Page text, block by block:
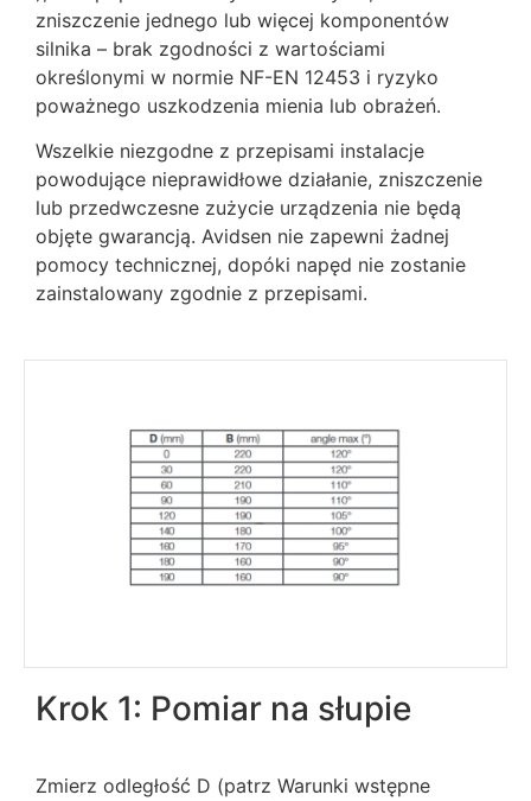
zniszczenie jednego lub więcej komponentów
silnika – brak zgodności z wartościami
określonymi w normie NF-EN 12453 i ryzyko
poważnego uszkodzenia mienia lub obrażeń.
Wszelkie niezgodne z przepisami instalacje
powodujące nieprawidłowe działanie, zniszczenie
lub przedwczesne zużycie urządzenia nie będą
objęte gwarancją. Avidsen nie zapewni żadnej
pomocy technicznej, dopóki napęd nie zostanie
zainstalowany zgodnie z przepisami.
Krok 1: Pomiar na słupie
Zmierz odległość D (patrz Warunki wstępne